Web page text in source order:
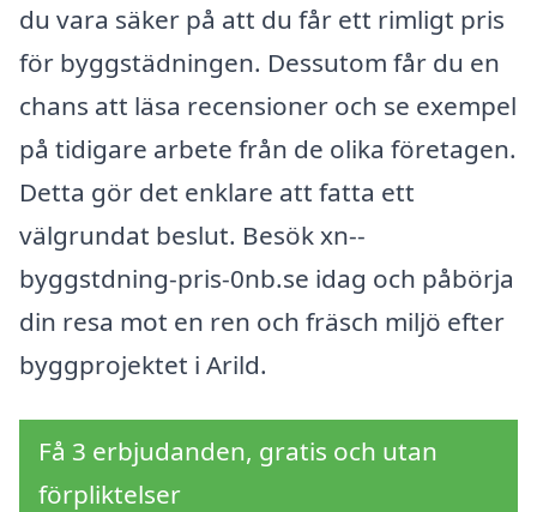
du vara säker på att du får ett rimligt pris
för byggstädningen. Dessutom får du en
chans att läsa recensioner och se exempel
på tidigare arbete från de olika företagen.
Detta gör det enklare att fatta ett
välgrundat beslut. Besök xn--
byggstdning-pris-0nb.se idag och påbörja
din resa mot en ren och fräsch miljö efter
byggprojektet i Arild.
Få 3 erbjudanden, gratis och utan
förpliktelser